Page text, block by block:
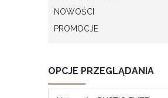
NOWOŚCI
PROMOCJE
OPCJE PRZEGLĄDANIA